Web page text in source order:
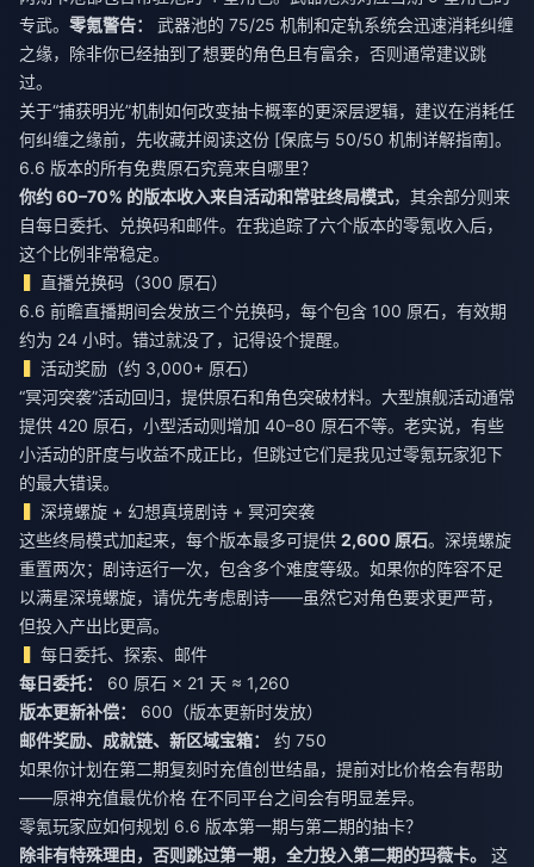
专武。 零氪警告：
武器池的 75/25 机制和定轨系统会迅速消耗纠缠
之缘，除非你已经抽到了想要的角色且有富余，否则通常建议跳
过。
关于“捕获明光”机制如何改变抽卡概率的更深层逻辑，建议在消耗任
何纠缠之缘前，先收藏并阅读这份 [保底与 50/50 机制详解指南]。
6.6 版本的所有免费原石究竟来自哪里？
你约 60–70% 的版本收入来自活动和常驻终局模式，其余部分则来
自每日委托、兑换码和邮件。在我追踪了六个版本的零氪收入后，
这个比例非常稳定。
直播兑换码（300 原石）
6.6 前瞻直播期间会发放三个兑换码，每个包含 100 原石，有效期
约为 24 小时。错过就没了，记得设个提醒。
活动奖励（约 3,000+ 原石）
“冥河突袭”活动回归，提供原石和角色突破材料。大型旗舰活动通常
提供 420 原石，小型活动则增加 40–80 原石不等。老实说，有些
小活动的肝度与收益不成正比，但跳过它们是我见过零氪玩家犯下
的最大错误。
深境螺旋 + 幻想真境剧诗 + 冥河突袭
这些终局模式加起来，每个版本最多可提供 2,600 原石。深境螺旋
重置两次；剧诗运行一次，包含多个难度等级。如果你的阵容不足
以满星深境螺旋，请优先考虑剧诗——虽然它对角色要求更严苛，
但投入产出比更高。
每日委托、探索、邮件
每日委托：
60 原石 × 21 天 ≈ 1,260
版本更新补偿：
600（版本更新时发放）
邮件奖励、成就链、新区域宝箱：
约 750
如果你计划在第二期复刻时充值创世结晶，提前对比价格会有帮助
——原神充值最优价格 在不同平台之间会有明显差异。
零氪玩家应如何规划 6.6 版本第一期与第二期的抽卡？
除非有特殊理由，否则跳过第一期，全力投入第二期的玛薇卡。
这